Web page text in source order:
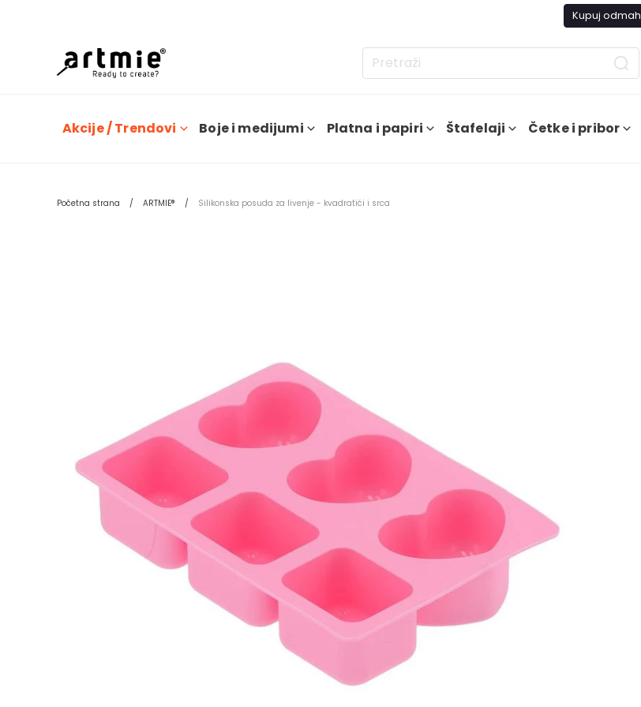
Kupuj odmah
Akcije / Trendovi Boje i medijumi Platna i papiri Štafelaji Četke i pribor
Početna strana ARTMIE® Silikonska posuda za livenje - kvadratići i srca